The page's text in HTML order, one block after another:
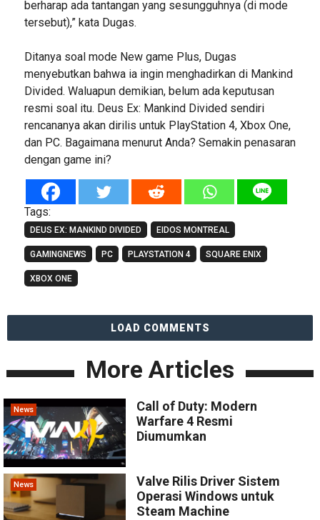
berharap ada tantangan yang sesungguhnya (di mode
tersebut),” kata Dugas.
Ditanya soal mode New game Plus, Dugas
menyebutkan bahwa ia ingin menghadirkan di Mankind
Divided. Waluapun demikian, belum ada keputusan
resmi soal itu. Deus Ex: Mankind Divided sendiri
rencananya akan dirilis untuk PlayStation 4, Xbox One,
dan PC. Bagaimana menurut Anda? Semakin penasaran
dengan game ini?
Tags:
DEUS EX: MANKIND DIVIDED EIDOS MONTREAL
GAMINGNEWS PC PLAYSTATION 4 SQUARE ENIX
XBOX ONE
LOAD COMMENTS
More Articles
News
Call of Duty: Modern
Warfare 4 Resmi
Diumumkan
News
Valve Rilis Driver Sistem
Operasi Windows untuk
Steam Machine